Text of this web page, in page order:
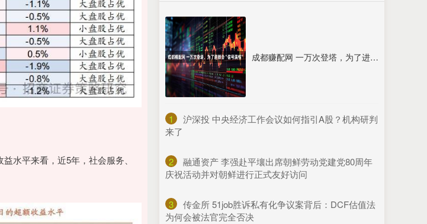
水平来看，近5年，社会服务、
成都赚配网 一万次登塔，为了进博会“信号满格”
1
​沪深投 中央经济工作会议如何指引A股？机构研判
来了
2
​融通资产 李强赴平壤出席朝鲜劳动党建党80周年
庆祝活动并对朝鲜进行正式友好访问
3
​传金所 51job胜诉私有化争议案背后：DCF估值法
为何会被法官完全否决